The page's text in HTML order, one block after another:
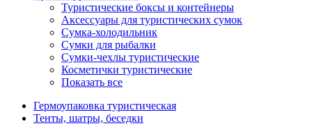
Туристические боксы и контейнеры
Аксессуары для туристических сумок
Сумка-холодильник
Сумки для рыбалки
Сумки-чехлы туристические
Косметички туристические
Показать все
Гермоупаковка туристическая
Тенты, шатры, беседки